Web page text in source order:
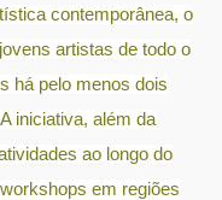
contemporânea, o
artistas de todo o
há pelo menos dois
iniciativa, além da
ao longo do
em regiões